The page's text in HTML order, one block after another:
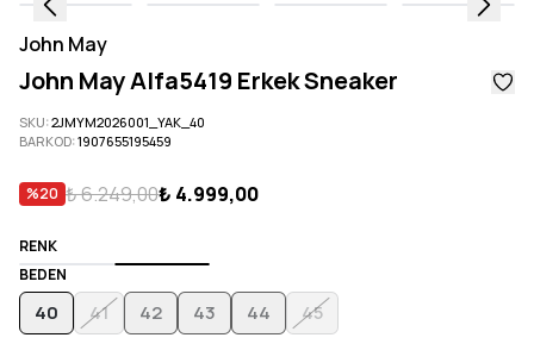
John May
John May Alfa5419 Erkek Sneaker
SKU:2JMYM2026001_YAK_40
BARKOD:1907655195459
%20 ₺ 6.249,00₺ 4.999,00
RENK
BEDEN
40 41 42 43 44 45